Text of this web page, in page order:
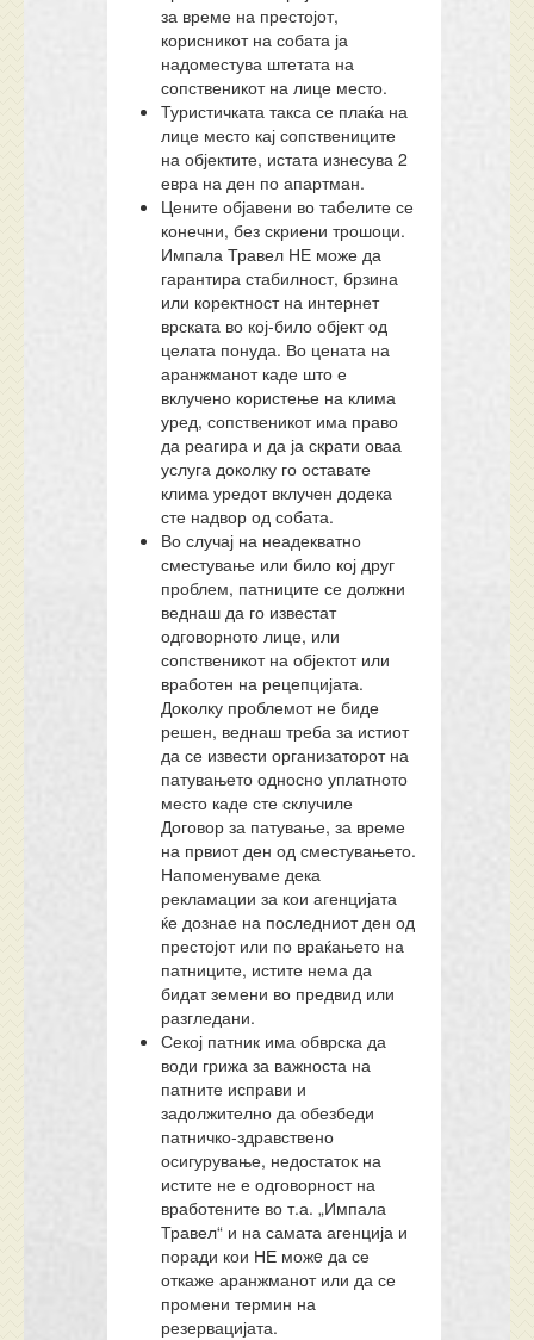
за време на престојот,
корисникот на собата ја
надоместува штетата на
сопственикот на лице место.
Туристичката такса се плаќа на
лице место кај сопствениците
на објектите, истата изнесува 2
евра на ден по апартман.
Цените објавени во табелите се
конечни, без скриени трошоци.
Импала Травел НЕ може да
гарантира стабилност, брзина
или коректност на интернет
врската во кој-било објект од
целата понуда. Во цената на
аранжманот каде што е
вклучено користење на клима
уред, сопственикот има право
да реагира и да ја скрати оваа
услуга доколку го оставате
клима уредот вклучен додека
сте надвор од собата.
Во случај на неадекватно
сместување или било кој друг
проблем, патниците се должни
веднаш да го известат
одговорното лице, или
сопственикот на објектот или
вработен на рецепцијата.
Доколку проблемот не биде
решен, веднаш треба за истиот
да се извести организаторот на
патувањето односно уплатното
место каде сте склучиле
Договор за патување, за време
на првиот ден од сместувањето.
Напоменуваме дека
рекламации за кои агенцијата
ќе дознае на последниот ден од
престојот или по враќањето на
патниците, истите нема да
бидат земени во предвид или
разгледани.
Секој патник има обврска да
води грижа за важноста на
патните исправи и
задолжително да обезбеди
патничко-здравствено
осигурување, недостаток на
истите не е одговорност на
вработените во т.а. „Импала
Травел“ и на самата агенција и
поради кои НЕ можe да се
откаже аранжманот или да се
промени термин на
резервацијата.